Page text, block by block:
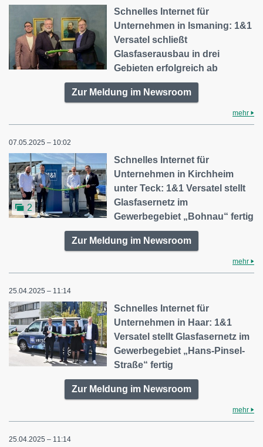
Schnelles Internet für
Unternehmen in Ismaning: 1&1
Versatel schließt
Glasfaserausbau in drei
Gebieten erfolgreich ab
Zur Meldung im Newsroom
mehr
07.05.2025 – 10:02
2
Schnelles Internet für
Unternehmen in Kirchheim
unter Teck: 1&1 Versatel stellt
Glasfasernetz im
Gewerbegebiet „Bohnau“ fertig
Zur Meldung im Newsroom
mehr
25.04.2025 – 11:14
Schnelles Internet für
Unternehmen in Haar: 1&1
Versatel stellt Glasfasernetz im
Gewerbegebiet „Hans-Pinsel-
Straße“ fertig
Zur Meldung im Newsroom
mehr
25.04.2025 – 11:14